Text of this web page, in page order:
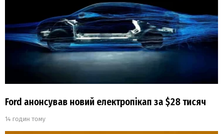
Ford анонсував новий електропікап за $28 тисяч
14 годин тому